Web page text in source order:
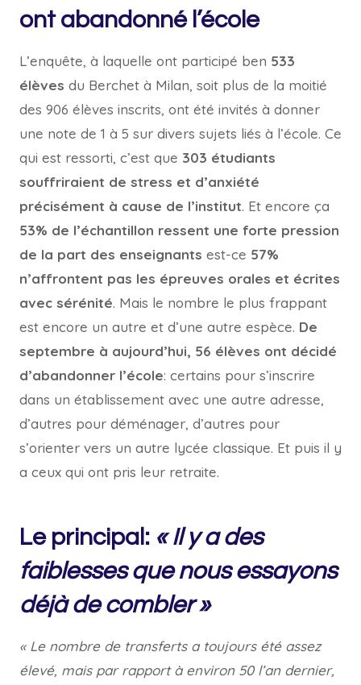
ont abandonné l’école
L’enquête, à laquelle ont participé ben 533
élèves du Berchet à Milan, soit plus de la moitié
des 906 élèves inscrits, ont été invités à donner
une note de 1 à 5 sur divers sujets liés à l’école. Ce
qui est ressorti, c’est que 303 étudiants
souffriraient de stress et d’anxiété
précisément à cause de l’institut. Et encore ça
53% de l’échantillon ressent une forte pression
de la part des enseignants est-ce 57%
n’affrontent pas les épreuves orales et écrites
avec sérénité. Mais le nombre le plus frappant
est encore un autre et d’une autre espèce. De
septembre à aujourd’hui, 56 élèves ont décidé
d’abandonner l’école: certains pour s’inscrire
dans un établissement avec une autre adresse,
d’autres pour déménager, d’autres pour
s’orienter vers un autre lycée classique. Et puis il y
a ceux qui ont pris leur retraite.
Le principal: « Il y a des
faiblesses que nous essayons
déjà de combler »
« Le nombre de transferts a toujours été assez
élevé, mais par rapport à environ 50 l’an dernier,